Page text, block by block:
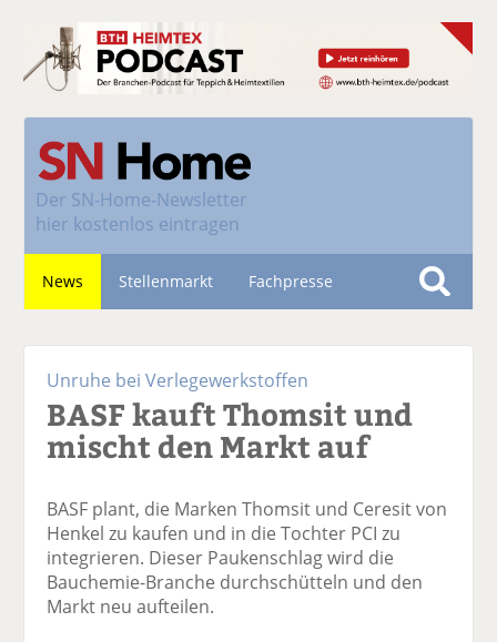
Der SN-Home-Newsletter
hier kostenlos eintragen
News Stellenmarkt Fachpresse
S
Unruhe bei Verlegewerkstoffen
BASF kauft Thomsit und
mischt den Markt auf
BASF plant, die Marken Thomsit und Ceresit von
Henkel zu kaufen und in die Tochter PCI zu
integrieren. Dieser Paukenschlag wird die
Bauchemie-Branche durchschütteln und den
Markt neu aufteilen.